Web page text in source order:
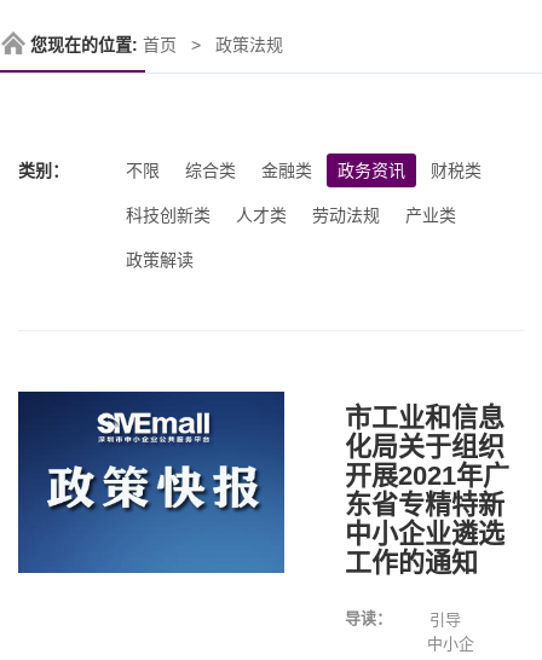
您现在的位置: 首页 政策法规
类别： 不限 综合类 金融类 政务资讯 财税类
科技创新类 人才类 劳动法规 产业类
政策解读
市工业和信息
化局关于组织
开展2021年广
东省专精特新
中小企业遴选
工作的通知
导读：
引导
中小企